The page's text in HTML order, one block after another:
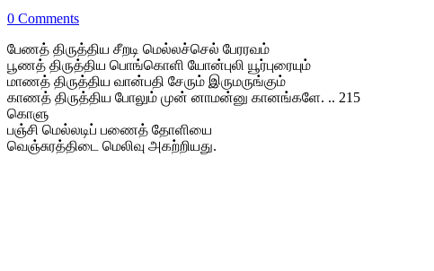
0 Comments
பேணத் திருத்திய சீறடி மெல்லச்செல் பேரரவம்
பூணத் திருத்திய பொங்கொளி யோன்புலி யூர்புரையும்
மாணத் திருத்திய வான்பதி சேரும் இருமருங்கும்
காணத் திருத்திய போலும் முன் னாமன்னு கானங்களே. .. 215
கொளு
பஞ்சி மெல்லடிப் பணைத் தோளியை
வெஞ்சுரத்திடை மெலிவு அகற்றியது.